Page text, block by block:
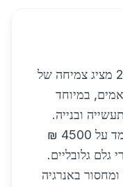
שוק הפלדה בישראל בשנת 2026 מציג צמיחה של
במיוחד
ובנייה.
מחיר ממוצע לפרופיל מותאם עומד על 4500 ₪
גלם גלובליים.
ומחסור באנרגיה